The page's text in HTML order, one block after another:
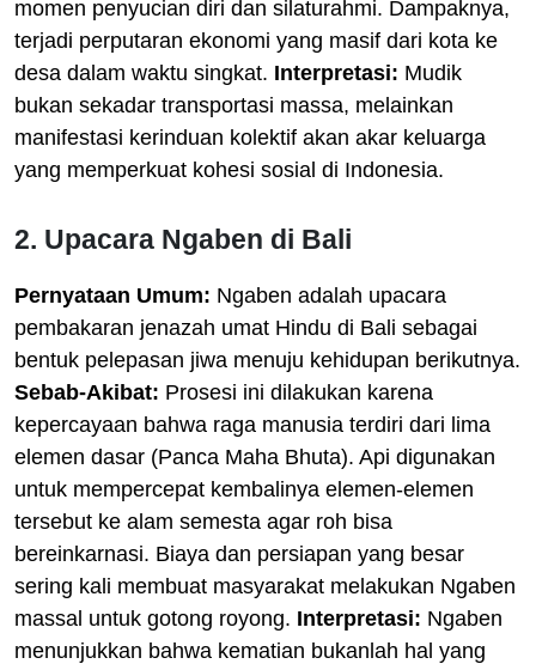
momen penyucian diri dan silaturahmi. Dampaknya,
terjadi perputaran ekonomi yang masif dari kota ke
desa dalam waktu singkat. Interpretasi: Mudik
bukan sekadar transportasi massa, melainkan
manifestasi kerinduan kolektif akan akar keluarga
yang memperkuat kohesi sosial di Indonesia.
2. Upacara Ngaben di Bali
Pernyataan Umum: Ngaben adalah upacara
pembakaran jenazah umat Hindu di Bali sebagai
bentuk pelepasan jiwa menuju kehidupan berikutnya.
Sebab-Akibat: Prosesi ini dilakukan karena
kepercayaan bahwa raga manusia terdiri dari lima
elemen dasar (Panca Maha Bhuta). Api digunakan
untuk mempercepat kembalinya elemen-elemen
tersebut ke alam semesta agar roh bisa
bereinkarnasi. Biaya dan persiapan yang besar
sering kali membuat masyarakat melakukan Ngaben
massal untuk gotong royong. Interpretasi: Ngaben
menunjukkan bahwa kematian bukanlah hal yang